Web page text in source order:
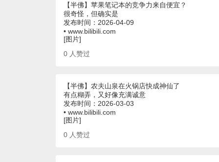
【半佛】苹果笔记本的竞争力来自便宜？
很奇怪，但确实是
发布时间：2026-04-09
• www.bilibili.com
[图片]
0 人赞过
【半佛】农夫山泉在火锅店快成神仙了
有点糊弄，又好像充满诚意
发布时间：2026-03-03
• www.bilibili.com
[图片]
0 人赞过